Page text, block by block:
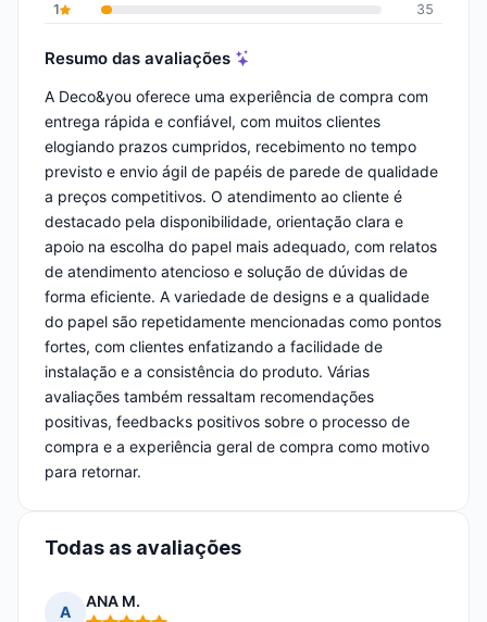
1
35
Resumo das avaliações
A Deco&you oferece uma experiência de compra com
entrega rápida e confiável, com muitos clientes
elogiando prazos cumpridos, recebimento no tempo
previsto e envio ágil de papéis de parede de qualidade
a preços competitivos. O atendimento ao cliente é
destacado pela disponibilidade, orientação clara e
apoio na escolha do papel mais adequado, com relatos
de atendimento atencioso e solução de dúvidas de
forma eficiente. A variedade de designs e a qualidade
do papel são repetidamente mencionadas como pontos
fortes, com clientes enfatizando a facilidade de
instalação e a consistência do produto. Várias
avaliações também ressaltam recomendações
positivas, feedbacks positivos sobre o processo de
compra e a experiência geral de compra como motivo
para retornar.
Todas as avaliações
A
ANA M.